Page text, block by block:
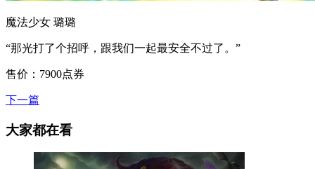
魔法少女 璐璐
“那光打了个招呼，跟我们一起最安全不过了。”
售价：7900点券
下一篇
大家都在看